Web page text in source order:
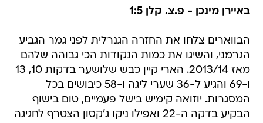
באיירן מינכן - פ.צ. קלן 1:5
הבווארים צלחו את החזרה הגנרלית לפני גמר הגביע
הגרמני, והשיגו את כמות הנקודות הכי גבוהה שלהם
מאז 2013/14. הארי קיין כבש שלושער בדקות 10, 13
ו-69 והגיע ל-36 שערי ליגה ו-58 כיבושים בכל
המסגרות. יוזואה קימיש בישל פעמיים, טום בישוף
הבקיע בדקה ה-22 ואפילו ניקו ג'קסון הצטרף לחגיגה